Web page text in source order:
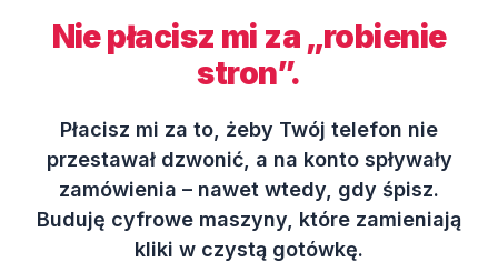
Nie płacisz mi za „robienie
stron”.
Płacisz mi za to, żeby Twój telefon nie
przestawał dzwonić, a na konto spływały
zamówienia – nawet wtedy, gdy śpisz.
Buduję cyfrowe maszyny, które zamieniają
kliki w czystą gotówkę.